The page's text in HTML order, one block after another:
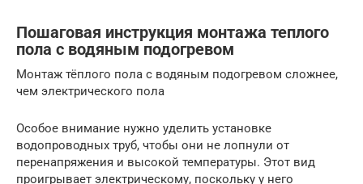
Пошаговая инструкция монтажа теплого
пола с водяным подогревом
Монтаж тёплого пола с водяным подогревом сложнее,
чем электрического пола
Особое внимание нужно уделить установке
водопроводных труб, чтобы они не лопнули от
перенапряжения и высокой температуры. Этот вид
проигрывает электрическому, поскольку у него